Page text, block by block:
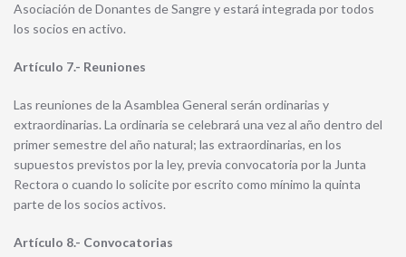
Asociación de Donantes de Sangre y estará integrada por todos
los socios en activo.
Artículo 7.- Reuniones
Las reuniones de la Asamblea General serán ordinarias y
extraordinarias. La ordinaria se celebrará una vez al año dentro del
primer semestre del año natural; las extraordinarias, en los
supuestos previstos por la ley, previa convocatoria por la Junta
Rectora o cuando lo solicite por escrito como mínimo la quinta
parte de los socios activos.
Artículo 8.- Convocatorias